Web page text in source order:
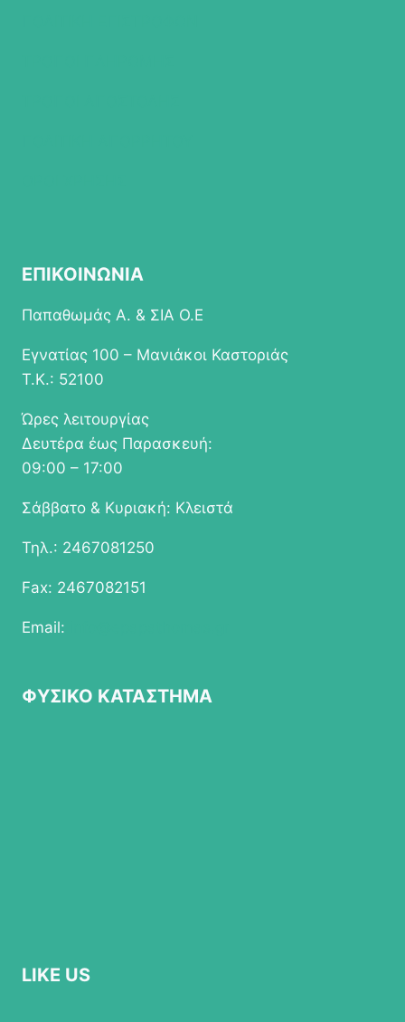
ΕΠΙΚΟΙΝΩΝΙΑ
Παπαθωμάς Α. & ΣΙΑ Ο.Ε
Εγνατίας 100 – Μανιάκοι Καστοριάς
Τ.Κ.: 52100
Ώρες λειτουργίας
Δευτέρα έως Παρασκευή:
09:00 – 17:00
Σάββατο & Κυριακή: Κλειστά
Τηλ.: 2467081250
Fax: 2467082151
Email:
ΦΥΣΙΚΟ ΚΑΤΑΣΤΗΜΑ
LIKE US